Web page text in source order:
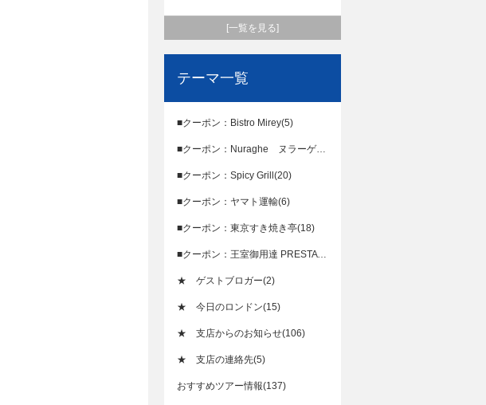
[一覧を見る]
テーマ一覧
■クーポン：Bistro Mirey(5)
■クーポン：Nuraghe ヌラーゲ(20)
■クーポン：Spicy Grill(20)
■クーポン：ヤマト運輸(6)
■クーポン：東京すき焼き亭(18)
■クーポン：王室御用達 PRESTAT(17)
★ ゲストブロガー(2)
★ 今日のロンドン(15)
★ 支店からのお知らせ(106)
★ 支店の連絡先(5)
おすすめツアー情報(137)